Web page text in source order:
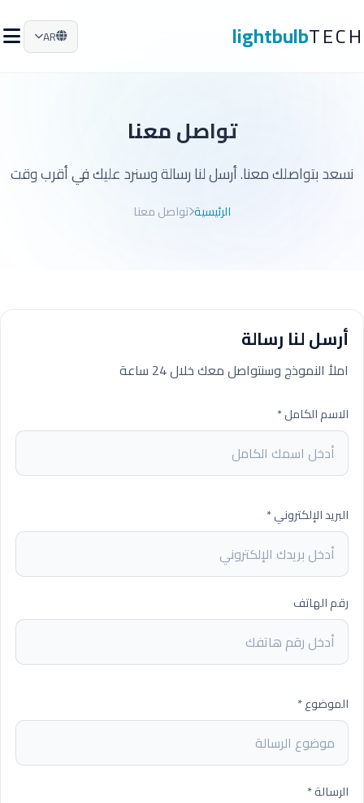
lightbulbTECH
AR
تواصل معنا
نسعد بتواصلك معنا. أرسل لنا رسالة وسنرد عليك في أقرب وقت
الرئيسية تواصل معنا
أرسل لنا رسالة
املأ النموذج وسنتواصل معك خلال 24 ساعة
الاسم الكامل *
البريد الإلكتروني *
رقم الهاتف
الموضوع *
الرسالة *